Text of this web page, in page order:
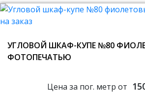
УГЛОВОЙ ШКАФ-КУПЕ №80
ФОТОПЕЧАТЬЮ
Цена за пог. метр от